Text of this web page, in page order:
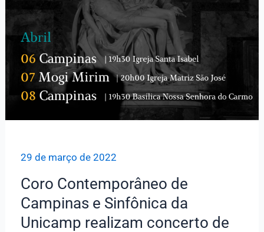
29 de março de 2022
Coro Contemporâneo de
Campinas e Sinfônica da
Unicamp realizam concerto de